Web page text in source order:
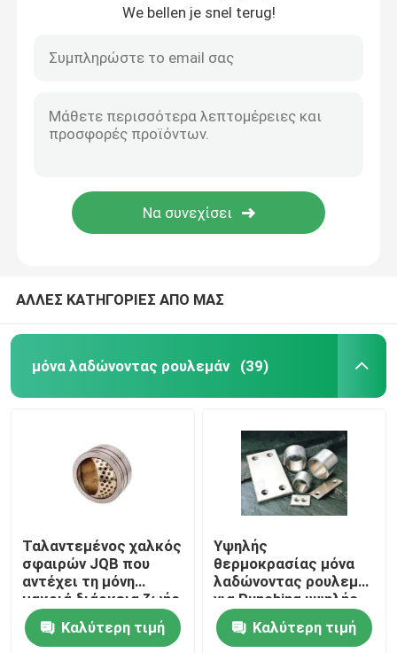
We bellen je snel terug!
ΑΛΛΕΣ ΚΑΤΗΓΟΡΙΕΣ ΑΠΟ ΜΑΣ
μόνα λαδώνοντας ρουλεμάν (39)
Ταλαντεμένος χαλκός
σφαιρών JQB που
αντέχει τη μόνη
μακριά διάρκεια ζωής
λίπανσης
Καλύτερη τιμή
Υψηλής
θερμοκρασίας μόνα
λαδώνοντας ρουλεμάν
για Punching υψηλής
ταχύτητας
Καλύτερη τιμή